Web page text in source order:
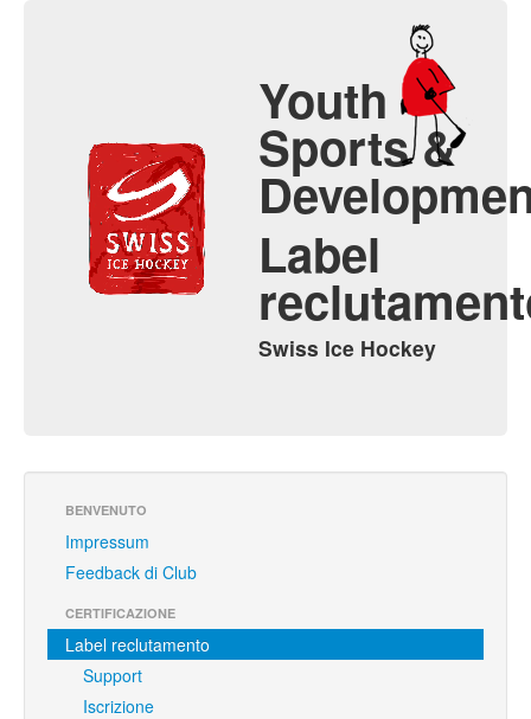
Youth
Sports &
Label
Swiss Ice Hockey
BENVENUTO
Impressum
Feedback di Club
CERTIFICAZIONE
Label reclutamento
Support
Iscrizione